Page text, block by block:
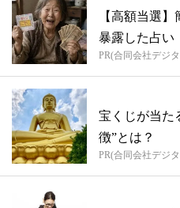
【高額当選
暴露した占い
PR(合同会社デジ
宝くじが当た
徴”とは？
PR(合同会社デジ